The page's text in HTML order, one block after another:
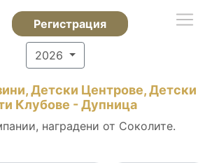
Регистрация
2026
Детски Центрове, Детски
Клубове - Дупница
наградени от Соколите.